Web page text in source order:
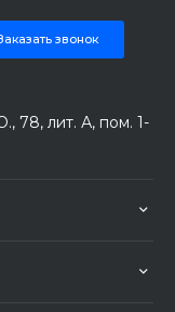
звонок
78, лит. А, пом. 1-